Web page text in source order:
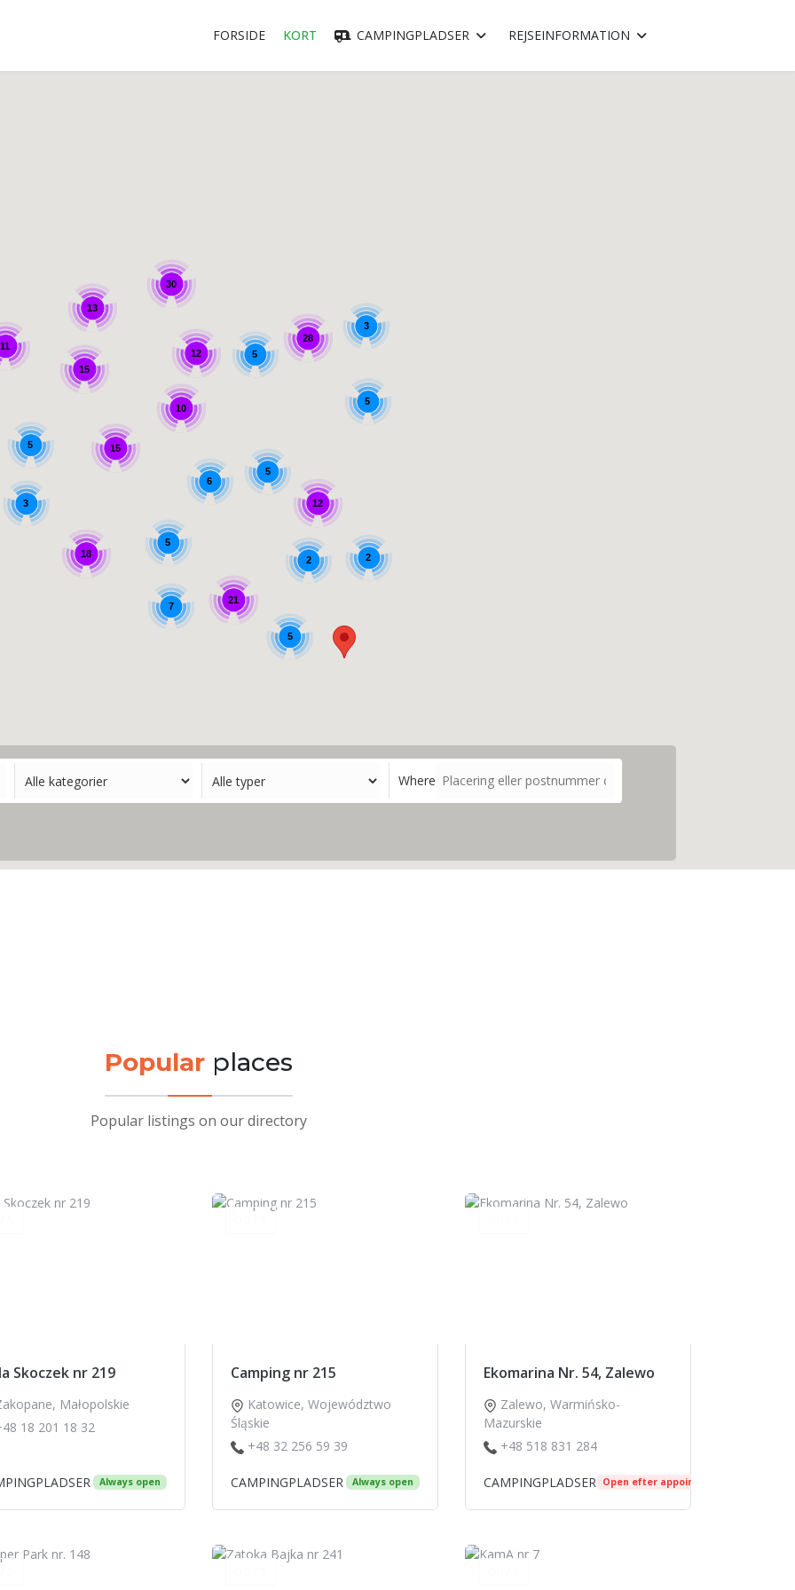
FORSIDE KORT CAMPINGPLADSER REJSEINFORMATION
11
30
21
7
3
15
28
12
5
2
5
6
13
10
5
18
15
5
12
5
3
2
5
Where
Popular places
Popular listings on our directory
Skoczek nr 219
, Małopolskie
18 201 18 32
Always open
Camping nr 215
Katowice, Województwo
Śląskie
+48 32 256 59 39
CAMPINGPLADSER Always open
Ekomarina Nr. 54, Zalewo
Zalewo, Warmińsko-
Mazurskie
+48 518 831 284
CAMPINGPLADSER Open efter appointment